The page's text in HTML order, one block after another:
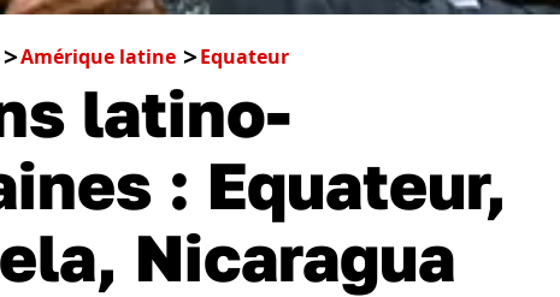
Amérique latine Equateur
latino-
: Equateur,
Nicaragua